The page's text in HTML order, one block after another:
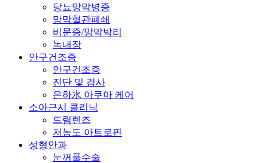
당뇨망막병증
망막혈관폐쇄
비문증/망막박리
녹내장
안구건조증
안구건조증
진단 및 검사
은하水 아쿠아 케어
소아근시 클리닉
드림렌즈
저농도 아트로핀
성형안과
눈꺼풀수술